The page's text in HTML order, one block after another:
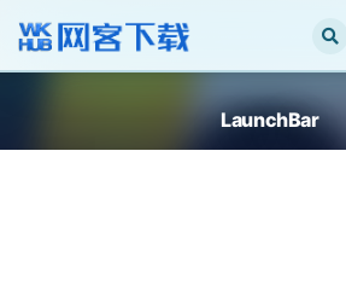
LaunchBar
全部